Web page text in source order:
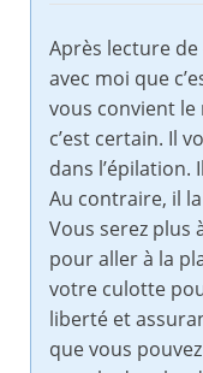
Après lecture
avec moi que
vous convient le
c’est certain. Il
dans l’épilation.
Au contraire, il
Vous serez plus
pour aller à la
votre culotte
liberté et
que vous